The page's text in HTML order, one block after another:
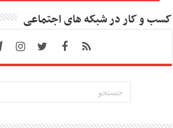
کسب و کار در شبکه های اجتماعی